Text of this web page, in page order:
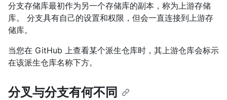
分支存储库最初作为另一个存储库的副本，称为上游存储
库。 分支具有自己的设置和权限，但会一直连接到上游存
储库。
当您在 GitHub 上查看某个派生仓库时，其上游仓库会标示
在该派生仓库名称下方。
分叉与分支有何不同